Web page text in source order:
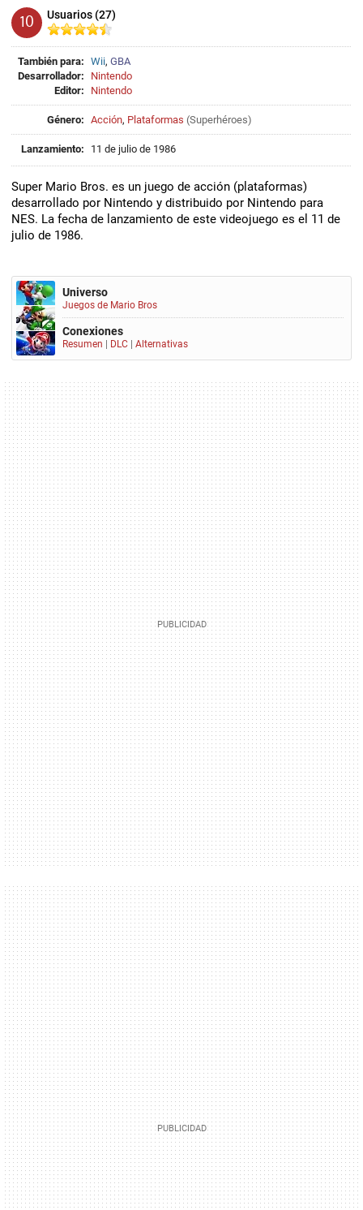
10 Usuarios (27)
También para: Wii, GBA
Desarrollador:
Nintendo
Editor:
Nintendo
Género: Acción, Plataformas (Superhéroes)
Lanzamiento: 11 de julio de 1986
Super Mario Bros. es un juego de acción (plataformas)
desarrollado por Nintendo y distribuido por Nintendo para
NES. La fecha de lanzamiento de este videojuego es el 11 de
julio de 1986.
Universo
Juegos de Mario Bros
Conexiones
Resumen DLC Alternativas